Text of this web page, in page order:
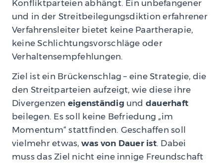
Konfliktparteien abhängt. Ein unbefangener
und in der Streitbeilegungsdiktion erfahrener
Verfahrensleiter bietet keine Paartherapie,
keine Schlichtungsvorschläge oder
Verhaltensempfehlungen.
Ziel ist ein Brückenschlag – eine Strategie, die
den Streitparteien aufzeigt, wie diese ihre
Divergenzen eigenständig und dauerhaft
beilegen. Es soll keine Befriedung „im
Momentum“ stattfinden. Geschaffen soll
vielmehr etwas, was von Dauer ist. Dabei
muss das Ziel nicht eine innige Freundschaft